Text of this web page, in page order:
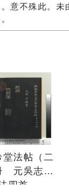
意不殊此。未
法帖（二
元吳志淳
四首